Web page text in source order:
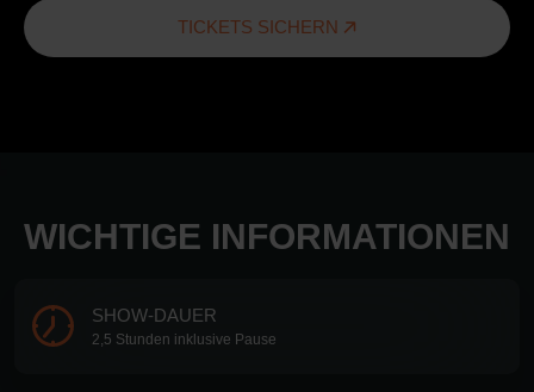
TICKETS SICHERN
WICHTIGE INFORMATIONEN
SHOW-DAUER
2,5 Stunden inklusive Pause